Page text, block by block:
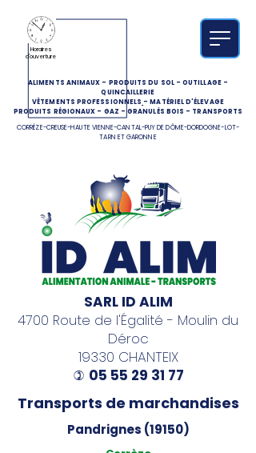
ALIMENTS ANIMAUX - PRODUITS DU SOL-OUTILLAGE-
QUINCAILLERIE
VÊTEMENTS PROFESSIONNELS -MATÉRIEL D'ÉLEVAGE
PRODUITS RÉGIONAUX - GAZ -GRANULÉS BOIS - TRANSPORTS
CORRÈZE-CREUSE-HAUTE VIENNE-CANTAL-PUY DE DÔME-DORDOGNE-LOT-
TARN ET GARONNE
Horaires
d'ouverture
SARL ID ALIM
4700 Route de l'Égalité - Moulin du
Déroc
19330 CHANTEIX
) 05 55 29 31 77
Transports de marchandises
Pandrignes (19150)